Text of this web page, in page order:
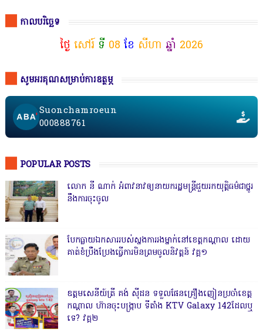
កាលបរិច្ឆេទ
ថ្ងៃ សៅរ៍ទី 08 ខែ សីហា ឆ្នាំ 2026
សូមអរគុណសម្រាប់ការឧត្ថម្ភ
Suonchamroeun
000888761
POPULAR POSTS
លោក នី ណាក់ អំពាវនាវឲ្យនាយករដ្ឋមន្ត្រីជួយរកយុត្តិធម៌ជាថ្នូរ
នឹងការចុះចូល
បែកធ្លាយឯកសាររបស់ស្នងការរងម្នាក់នៅខេត្តកណ្ដាល ដោយ
គាត់ខំប្រឹងប្រែងធ្វើការមិនព្រមចូលនិវត្តន៍ វគ្គ១
ឧត្តមសេនីយ៍ត្រី គង់ ស៊ីដន ទទួលផែនគ្រឿងញៀនប្រចាំខេត្ត
កណ្តាល ហ៊ានចុះបង្ក្រាប ទីតាំង KTV Galaxy 142ដែលឬ
ទេ? វគ្គ២